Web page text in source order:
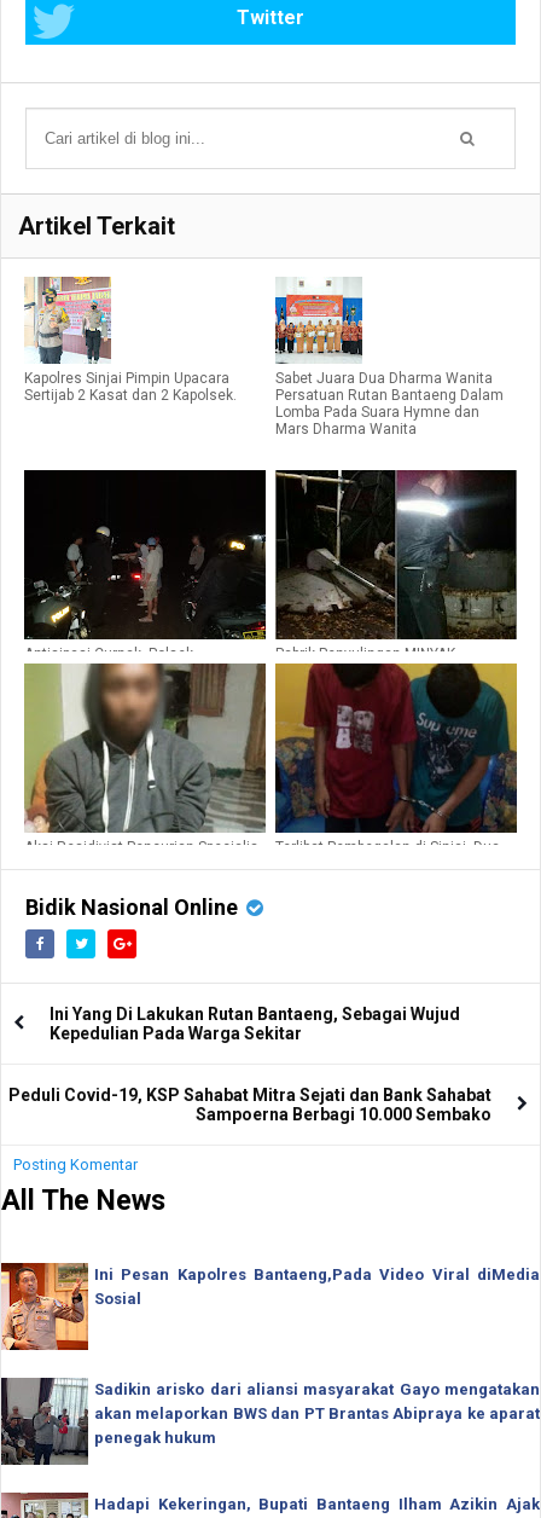
Twitter
Artikel Terkait
Kapolres Sinjai Pimpin Upacara
Sertijab 2 Kasat dan 2 Kapolsek.
Sabet Juara Dua Dharma Wanita
Persatuan Rutan Bantaeng Dalam
Lomba Pada Suara Hymne dan
Mars Dharma Wanita
Antisipasi Curnak, Polsek
Tellulimpoe Gencarkan Patroli dan
Sambangi Kampung
Pabrik Penyulingan MINYAK
CENGKEH MELEDAK Sehingga
Menelan Korban SINJAI SELATAN
Aksi Residivist Pencurian Specialis
Terlibat Pembegalan di Sinjai, Dua
Bidik Nasional Online
Ini Yang Di Lakukan Rutan Bantaeng, Sebagai Wujud
Kepedulian Pada Warga Sekitar
Peduli Covid-19, KSP Sahabat Mitra Sejati dan Bank Sahabat
Sampoerna Berbagi 10.000 Sembako
Posting Komentar
All The News
Ini Pesan Kapolres Bantaeng,Pada Video Viral diMedia
Sosial
Sadikin arisko dari aliansi masyarakat Gayo mengatakan
akan melaporkan BWS dan PT Brantas Abipraya ke aparat
penegak hukum
Hadapi Kekeringan, Bupati Bantaeng Ilham Azikin Ajak